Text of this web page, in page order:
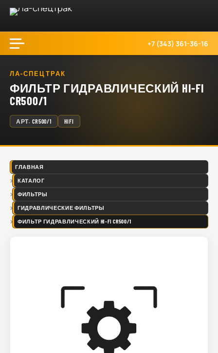
+7 (343) 361-36-16
ЛА-СПЕЦТРАК
ФИЛЬТР ГИДРАВЛИЧЕСКИЙ HI-FI
CR500/1
АРТ. CR500/1 HIFI
ГЛАВНАЯ
КАТАЛОГ
ФИЛЬТРЫ
ГИДРАВЛИЧЕСКИЕ ФИЛЬТРЫ
ФИЛЬТР ГИДРАВЛИЧЕСКИЙ HI-FI CR500/1